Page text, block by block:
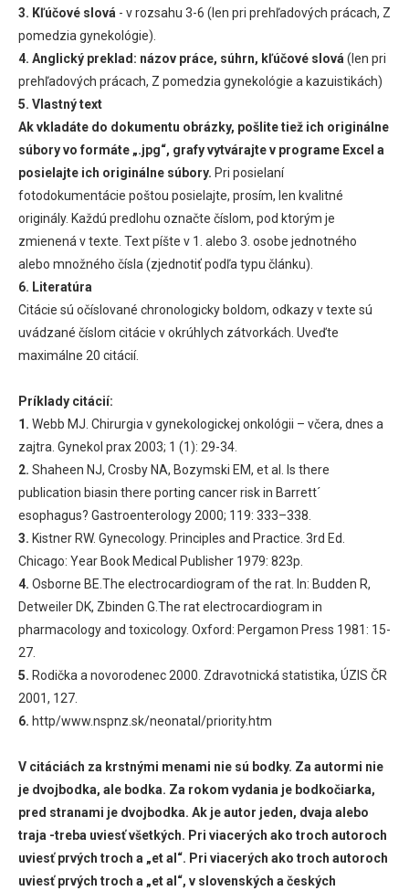
3. Kľúčové slová - v rozsahu 3-6 (len pri prehľadových prácach, Z
pomedzia gynekológie).
4. Anglický preklad: názov práce, súhrn, kľúčové slová (len pri
prehľadových prácach, Z pomedzia gynekológie a kazuistikách)
5. Vlastný text
Ak vkladáte do dokumentu obrázky, pošlite tiež ich originálne
súbory vo formáte „.jpg“, grafy vytvárajte v programe Excel a
posielajte ich originálne súbory. Pri posielaní
fotodokumentácie poštou posielajte, prosím, len kvalitné
originály. Každú predlohu označte číslom, pod ktorým je
zmienená v texte. Text píšte v 1. alebo 3. osobe jednotného
alebo množného čísla (zjednotiť podľa typu článku).
6. Literatúra
Citácie sú očíslované chronologicky boldom, odkazy v texte sú
uvádzané číslom citácie v okrúhlych zátvorkách. Uveďte
maximálne 20 citácií.
Príklady citácií:
1. Webb MJ. Chirurgia v gynekologickej onkológii – včera, dnes a
zajtra. Gynekol prax 2003; 1 (1): 29-34.
2. Shaheen NJ, Crosby NA, Bozymski EM, et al. Is there
publication biasin there porting cancer risk in Barrett´
esophagus? Gastroenterology 2000; 119: 333–338.
3. Kistner RW. Gynecology. Principles and Practice. 3rd Ed.
Chicago: Year Book Medical Publisher 1979: 823p.
4. Osborne BE.The electrocardiogram of the rat. In: Budden R,
Detweiler DK, Zbinden G.The rat electrocardiogram in
pharmacology and toxicology. Oxford: Pergamon Press 1981: 15-
27.
5. Rodička a novorodenec 2000. Zdravotnická statistika, ÚZIS ČR
2001, 127.
6. http/www.nspnz.sk/neonatal/priority.htm
V citáciách za krstnými menami nie sú bodky. Za autormi nie
je dvojbodka, ale bodka. Za rokom vydania je bodkočiarka,
pred stranami je dvojbodka. Ak je autor jeden, dvaja alebo
traja -treba uviesť všetkých. Pri viacerých ako troch autoroch
uviesť prvých troch a „et al“. Pri viacerých ako troch autoroch
uviesť prvých troch a „et al“, v slovenských a českých